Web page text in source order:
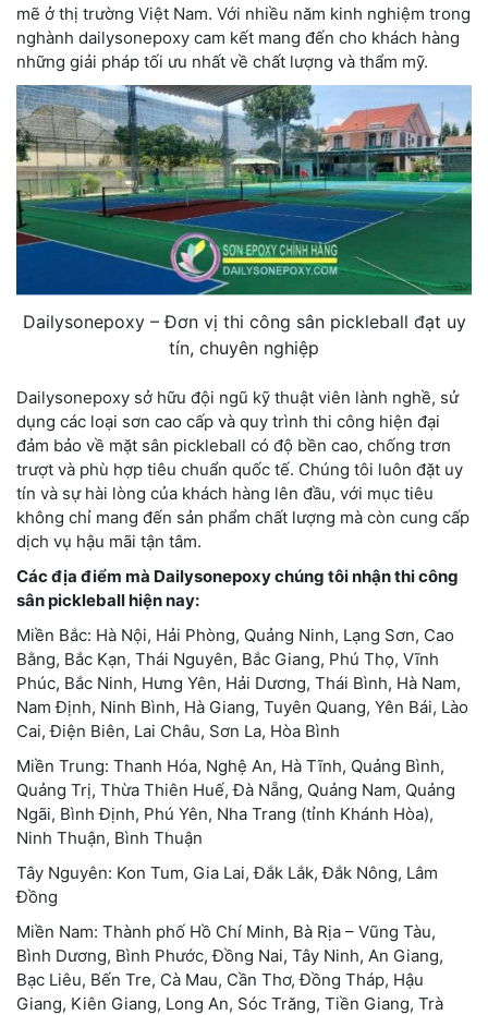
mẽ ở thị trường Việt Nam. Với nhiều năm kinh nghiệm trong
nghành dailysonepoxy cam kết mang đến cho khách hàng
những giải pháp tối ưu nhất về chất lượng và thẩm mỹ.
Dailysonepoxy – Đơn vị thi công sân pickleball đạt uy
tín, chuyên nghiệp
Dailysonepoxy sở hữu đội ngũ kỹ thuật viên lành nghề, sử
dụng các loại sơn cao cấp và quy trình thi công hiện đại
đảm bảo về mặt sân pickleball có độ bền cao, chống trơn
trượt và phù hợp tiêu chuẩn quốc tế. Chúng tôi luôn đặt uy
tín và sự hài lòng của khách hàng lên đầu, với mục tiêu
không chỉ mang đến sản phẩm chất lượng mà còn cung cấp
dịch vụ hậu mãi tận tâm.
Các địa điểm mà Dailysonepoxy chúng tôi nhận thi công
sân pickleball hiện nay:
Miền Bắc: Hà Nội, Hải Phòng, Quảng Ninh, Lạng Sơn, Cao
Bằng, Bắc Kạn, Thái Nguyên, Bắc Giang, Phú Thọ, Vĩnh
Phúc, Bắc Ninh, Hưng Yên, Hải Dương, Thái Bình, Hà Nam,
Nam Định, Ninh Bình, Hà Giang, Tuyên Quang, Yên Bái, Lào
Cai, Điện Biên, Lai Châu, Sơn La, Hòa Bình
Miền Trung: Thanh Hóa, Nghệ An, Hà Tĩnh, Quảng Bình,
Quảng Trị, Thừa Thiên Huế, Đà Nẵng, Quảng Nam, Quảng
Ngãi, Bình Định, Phú Yên, Nha Trang (tỉnh Khánh Hòa),
Ninh Thuận, Bình Thuận
Tây Nguyên: Kon Tum, Gia Lai, Đắk Lắk, Đắk Nông, Lâm
Đồng
Miền Nam: Thành phố Hồ Chí Minh, Bà Rịa – Vũng Tàu,
Bình Dương, Bình Phước, Đồng Nai, Tây Ninh, An Giang,
Bạc Liêu, Bến Tre, Cà Mau, Cần Thơ, Đồng Tháp, Hậu
Giang, Kiên Giang, Long An, Sóc Trăng, Tiền Giang, Trà